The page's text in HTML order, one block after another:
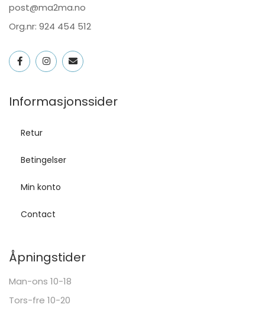
post@ma2ma.no
Org.nr: 924 454 512
Informasjonssider
Retur
Betingelser
Min konto
Contact
Åpningstider
Man-ons 10-18
Tors-fre 10-20